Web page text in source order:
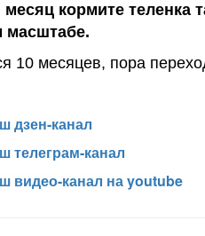
кормите теленка
масштабе.
10 месяцев, пора
дзен-канал
телеграм-канал
видео-канал на youtube